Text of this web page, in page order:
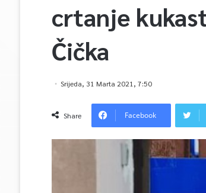
crtanje
Čička
Srijeda, 31 Marta 2021, 7:50
Share Facebook